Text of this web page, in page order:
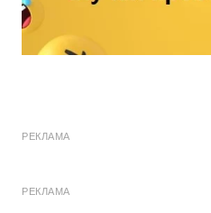
РЕКЛАМА
РЕКЛАМА